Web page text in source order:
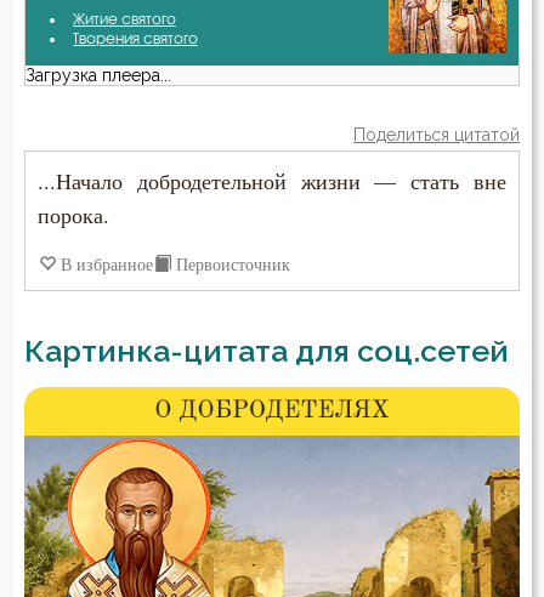
Житие святого
Творения святого
Загрузка плеера...
Поделиться цитатой
...Начало добродетельной жизни — стать вне
порока.
В избранное Первоисточник
Картинка-цитата для соц.сетей